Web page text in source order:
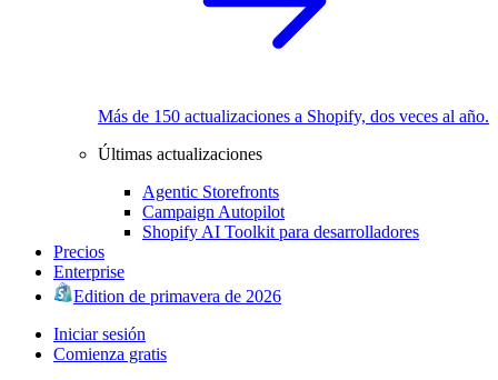
Más de 150 actualizaciones a Shopify, dos veces al año.
Últimas actualizaciones
Agentic Storefronts
Campaign Autopilot
Shopify AI Toolkit para desarrolladores
Precios
Enterprise
Edition de primavera de 2026
Iniciar sesión
Comienza gratis